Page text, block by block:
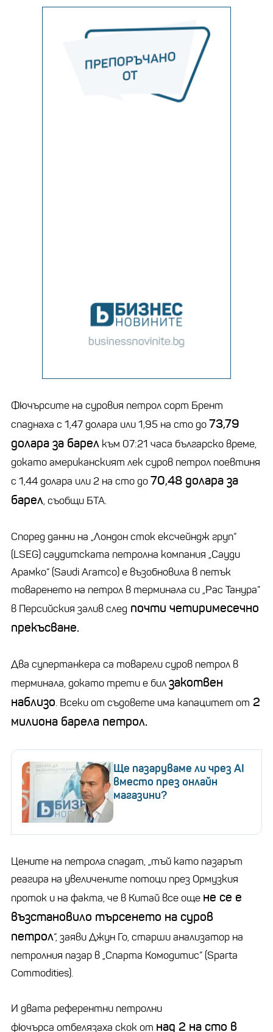
Фючърсите на суровия петрол сорт Брент
спаднаха с 1,47 долара или 1,95 на сто до73,79
долара за барел към 07:21 часа българско време,
докато американският лек суров петрол поевтиня
с 1,44 долара или 2 на сто до70,48 долара за
барел, съобщи БТА.
Според данни на „Лондон сток ексчейндж груп“
(LSEG) саудитската петролна компания „Сауди
Арамко“ (Saudi Aramco) е възобновила в петък
товаренето на петрол в терминала си „Рас Танура“
в Персийския залив след почти четиримесечно
прекъсване.
Два супертанкера са товарели суров петрол в
терминала, докато трети е билзакотвен
наблизо. Всеки от съдовете има капацитет от 2
милиона барела петрол.
Ще пазаруваме ли чрез AI
вместо през онлайн
магазини?
Цените на петрола спадат, „тъй като пазарът
реагира на увеличените потоци през Ормузкия
проток и на факта, че в Китай все още не се е
възстановило търсенето на суров
петрол“, заяви Джун Го, старши анализатор на
петролния пазар в „Спарта Комодитис“ (Sparta
Commodities).
И двата референтни петролни
фючърса отбелязаха скок от над 2 на сто в